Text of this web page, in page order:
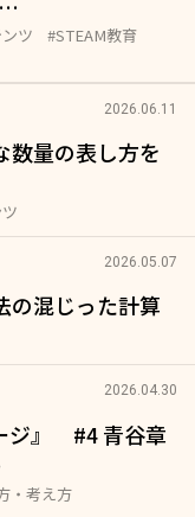
ツ
#STEAM教育
2026.06.11
数量の表し方を
2026.05.07
の混じった計算
2026.04.30
ジ』 #4 青谷章
・考え方